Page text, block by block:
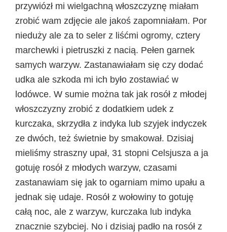
przywiózł mi wielgachną włoszczyznę miałam
zrobić wam zdjęcie ale jakoś zapomniałam. Por
nieduży ale za to seler z liśćmi ogromy, cztery
marchewki i pietruszki z nacią. Pełen garnek
samych warzyw. Zastanawiałam się czy dodać
udka ale szkoda mi ich było zostawiać w
lodówce. W sumie można tak jak rosół z młodej
włoszczyzny zrobić z dodatkiem udek z
kurczaka, skrzydła z indyka lub szyjek indyczek
ze dwóch, też świetnie by smakował. Dzisiaj
mieliśmy straszny upał, 31 stopni Celsjusza a ja
gotuję rosół z młodych warzyw, czasami
zastanawiam się jak to ogarniam mimo upału a
jednak się udaje. Rosół z wołowiny to gotuję
całą noc, ale z warzyw, kurczaka lub indyka
znacznie szybciej. No i dzisiaj padło na rosół z